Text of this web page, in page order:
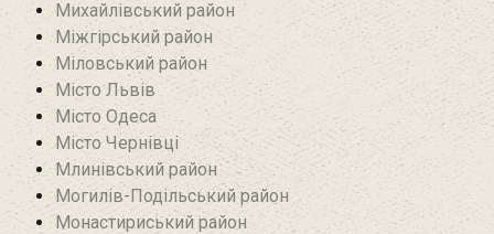
Михайлівський район‎
Міжгірський район
Міловський район‎
Місто Львів
Місто Одеса
Місто Чернівці
Млинівський район‎
Могилів-Подільський район
Монастириський район